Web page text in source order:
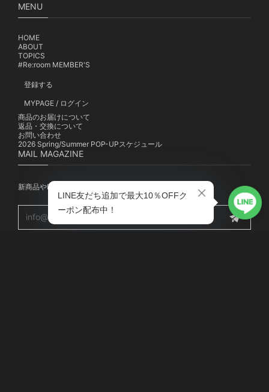
MENU
HOME
ABOUT
TOPICS
#Re:room MEMBER'S
登録する
MYPAGE / ログイン
商品のお届けについて
返品・交換について
お問い合わせ
2026 Spring/Summer POP-UPスケジュール
MAIL MAGAZINE
新商品やPOP-UP、キャンペーンの最新情報を配信中！